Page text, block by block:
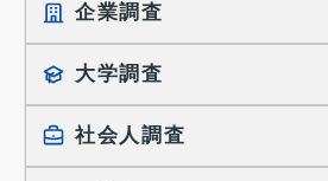
就職プロセス調査
就職活動TOPICS
大学生の実態調査
働きたい組織の特徴
企業調査
採用に関する調査
採用活動に関するレポート
大学調査
社会人調査